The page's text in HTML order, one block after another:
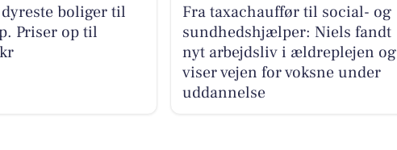
boliger til
Priser op til
Fra taxachauffør til social- og
sundhedshjælper: Niels fandt
nyt arbejdsliv i ældreplejen og
viser vejen for voksne under
uddannelse